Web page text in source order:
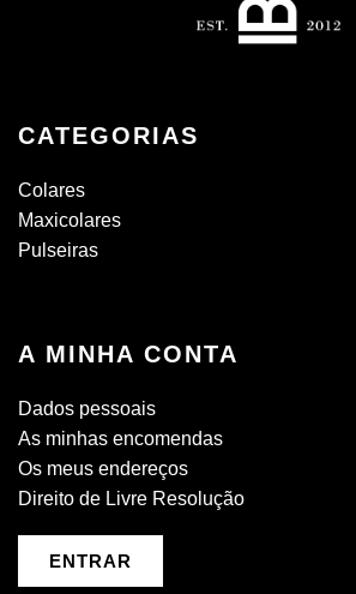
CATEGORIAS
Colares
Maxicolares
Pulseiras
A MINHA CONTA
Dados pessoais
As minhas encomendas
Os meus endereços
Direito de Livre Resolução
ENTRAR